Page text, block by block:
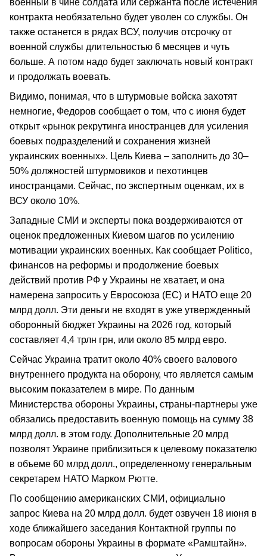
военный в чине солдата или сержанта после истечения
контракта необязательно будет уволен со службы. Он
также останется в рядах ВСУ, получив отсрочку от
военной службы длительностью 6 месяцев и чуть
больше. А потом надо будет заключать новый контракт
и продолжать воевать.
Видимо, понимая, что в штурмовые войска захотят
немногие, Федоров сообщает о том, что с июня будет
открыт «рынок рекрутинга иностранцев для усиления
боевых подразделений и сохранения жизней
украинских военных». Цель Киева – заполнить до 30–
50% должностей штурмовиков и пехотинцев
иностранцами. Сейчас, по экспертным оценкам, их в
ВСУ около 10%.
Западные СМИ и эксперты пока воздерживаются от
оценок предложенных Киевом шагов по усилению
мотивации украинских военных. Как сообщает Politico,
финансов на реформы и продолжение боевых
действий против РФ у Украины не хватает, и она
намерена запросить у Евросоюза (ЕС) и НАТО еще 20
млрд долл. Эти деньги не входят в уже утвержденный
оборонный бюджет Украины на 2026 год, который
составляет 4,4 трлн грн, или около 85 млрд евро.
Сейчас Украина тратит около 40% своего валового
внутреннего продукта на оборону, что является самым
высоким показателем в мире. По данным
Министерства обороны Украины, страны-партнеры уже
обязались предоставить военную помощь на сумму 38
млрд долл. в этом году. Дополнительные 20 млрд
позволят Украине приблизиться к целевому показателю
в объеме 60 млрд долл., определенному генеральным
секретарем НАТО Марком Рютте.
По сообщению американских СМИ, официально
запрос Киева на 20 млрд долл. будет озвучен 18 июня в
ходе ближайшего заседания Контактной группы по
вопросам обороны Украины в формате «Рамштайн».